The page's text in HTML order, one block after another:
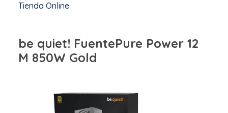
Tienda Online
be quiet! FuentePure Power 12
M 850W Gold